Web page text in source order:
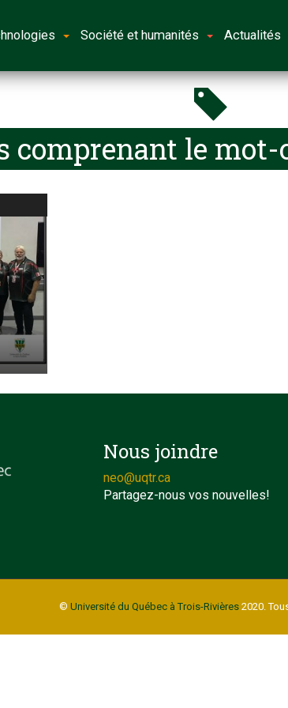
Société et humanités Actualités
comprenant le mot-
Nous joindre
neo@uqtr.ca
Partagez-nous vos nouvelles!
© Université du Québec à Trois-Rivières2020.